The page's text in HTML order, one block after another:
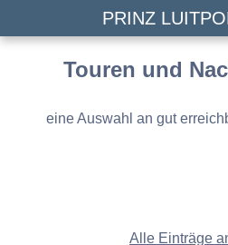
PRINZ
Touren und
eine Auswahl an gut
Alle Einträge